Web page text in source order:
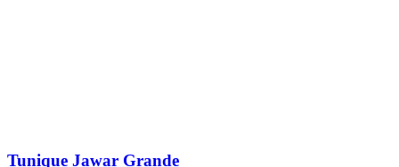
Tunique Jawar Grande